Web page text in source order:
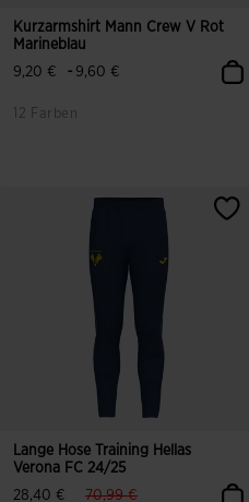
Kurzarmshirt Mann Crew V Rot
Marineblau
9,20 €
- 9,60 €
12 Farben
5 von 5 Kundenbewertungen
Lange Hose Training Hellas
Verona FC 24/25
28,40 €
label.price.reduced.from
70,99 €label.price.to